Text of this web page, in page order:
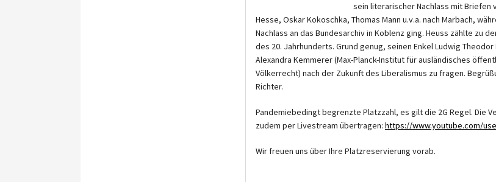
sein literarischer Nachlass mit Briefen
Hesse, Oskar Kokoschka, Thomas Mann u.v.a. nach Marbach,
Nachlass an das Bundesarchiv in Koblenz ging. Heuss zählte zu
des 20. Jahrhunderts. Grund genug, seinen Enkel Ludwig Theodor
Alexandra Kemmerer (Max-Planck-Institut für ausländisches
Völkerrecht) nach der Zukunft des Liberalismus zu fragen.
Richter.
Pandemiebedingt begrenzte Platzzahl, es gilt die 2G Regel. Die
zudem per Livestream übertragen: https://www.youtube.com/
Wir freuen uns über Ihre Platzreservierung vorab.